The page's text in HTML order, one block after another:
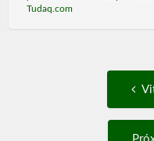
Tudaq.com
navigation